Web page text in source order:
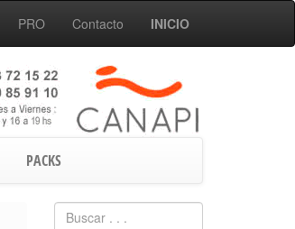
PRO Contacto INICIO
PACKS